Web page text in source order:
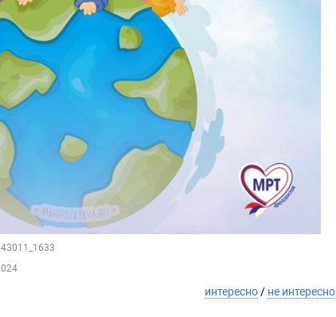
интересно / не интересно